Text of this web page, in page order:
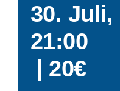
30. Juli,
21:00
20€